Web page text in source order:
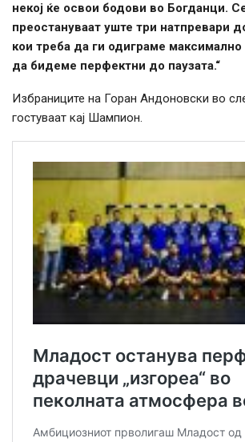
некој ќе освои бодови во Богданци.
преостануваат уште три натпревари
кои треба да ги одиграме
да бидеме перфектни до паузата.“
Избраниците на Горан Андоновски во
гостуваат кај Шампион.